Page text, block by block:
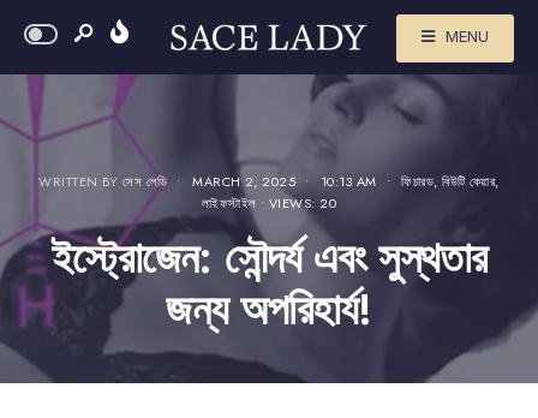
MENU
WRITTEN BYসেস লেডি • MARCH 2, 2025 • 10:13 AM • ফিচারড,বিউটি কেয়ার,
লাইফস্টাইল • VIEWS: 20
ইস্ট্রোজেন: সৌন্দর্য এবং সুস্থতার
জন্য অপরিহার্য!